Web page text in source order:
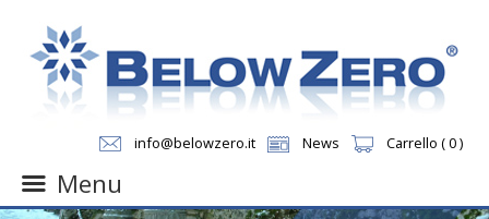
info@belowzero.it News Carrello ( 0 )
Menu
Skip